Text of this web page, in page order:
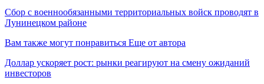
Сбор с военнообязанными территориальных войск проводят в
Лунинецком районе
Вам также могут понравиться Еще от автора
Доллар ускоряет рост: рынки реагируют на смену ожиданий
инвесторов